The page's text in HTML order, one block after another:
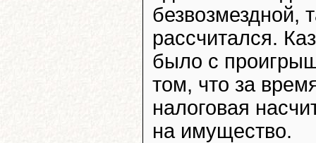
безвозмездной,
рассчитался.
было с
том, что за
налоговая
на имущество.